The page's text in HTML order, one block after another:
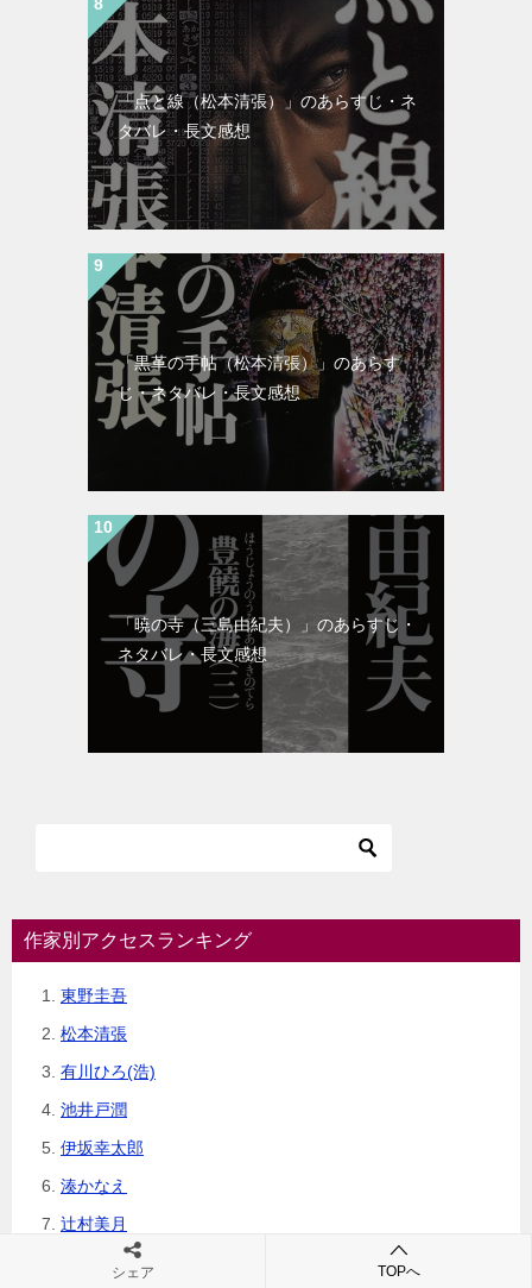
「点と線（松本清張）」のあらすじ・ネ
タバレ・長文感想
「黒革の手帖（松本清張）」のあらす
じ・ネタバレ・長文感想
「暁の寺（三島由紀夫）」のあらすじ・
ネタバレ・長文感想
作家別アクセスランキング
東野圭吾
松本清張
有川ひろ(浩)
池井戸潤
伊坂幸太郎
湊かなえ
辻村美月
シェア TOPへ